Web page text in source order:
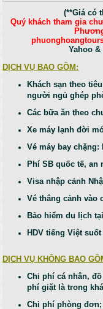
(**Giá có
Quý khách tham gia
Yahoo
DỊCH VỤ BAO GỒM:
Khách sạn theo
người ngủ ghép
Các bữa ăn theo
Xe máy lạnh đời
Vé máy bay chặng:
Phí SB quốc tế, an
Visa nhập cảnh
Vé thắng cảnh vào
Bảo hiểm du lịch
HDV tiếng Việt
DỊCH VỤ KHÔNG BAO
Chi phí cá nhân,
phí giặt là trong
Chi phí phòng đơn;